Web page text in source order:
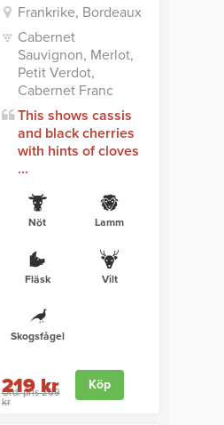
Frankrike, Bordeaux
Cabernet
Sauvignon, Merlot,
Petit Verdot,
Cabernet Franc
This shows cassis
and black cherries
with hints of cloves
...
Nöt Lamm
Fläsk Vilt
Skogsfågel
Ord. pris 269
kr
219 kr Köp